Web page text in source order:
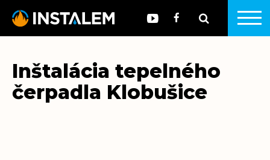
Inštalácia tepelného
čerpadla Klobušice